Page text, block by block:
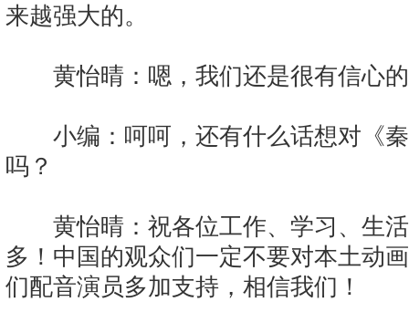
来越强大的。
黄怡晴：嗯，我们还是很有信心
小编：呵呵，还有什么话想对《秦
吗？
黄怡晴：祝各位工作、学习、生活
多！中国的观众们一定不要对本土动
们配音演员多加支持，相信我们！